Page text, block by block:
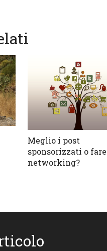
Meglio i post
sponsorizzati o fare
networking?